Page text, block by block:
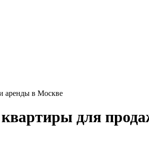
аренды в Москве
для